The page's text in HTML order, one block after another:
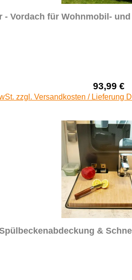
- Vordach für Wohnmobil-
93,99 €
zzgl. Versandkosten / Lieferung
&